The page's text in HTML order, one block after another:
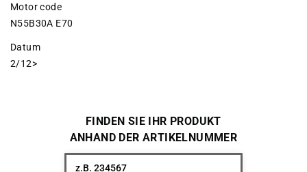
Motor code
N55B30A E70
Datum
2/12>
FINDEN SIE IHR PRODUKT
ANHAND DER ARTIKELNUMMER